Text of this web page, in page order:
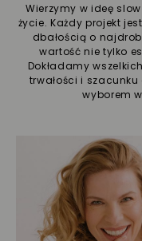
Wierzymy w ideę
życie. Każdy projekt
dbałością o
wartość nie tylko
Dokładamy
trwałości i
wyborem